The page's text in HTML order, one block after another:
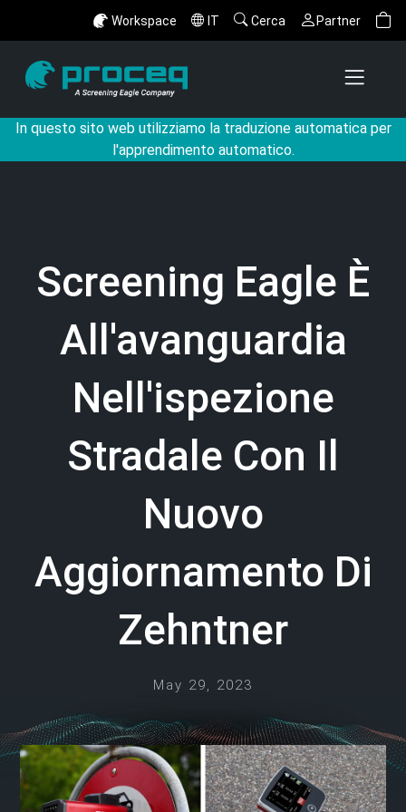
Workspace IT Cerca Partner
In questo sito web utilizziamo la traduzione automatica per
l'apprendimento automatico.
Screening Eagle È
All'avanguardia
Nell'ispezione
Stradale Con Il
Nuovo
Aggiornamento Di
Zehntner
May 29, 2023